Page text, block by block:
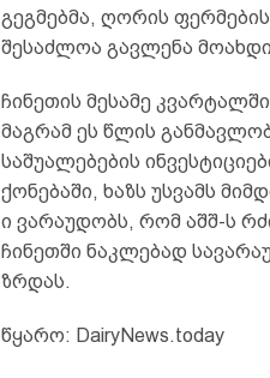
გეგმებმა, ღორის
შესაძლოა გავლენა
ჩინეთის მესამე
მაგრამ ეს წლის
საშუალებების
ქონებაში, ხაზს უსვამს
ი ვარაუდობს, რომ აშშ-ს
ჩინეთში ნაკლებად
ზრდას.
წყარო: DairyNews.today